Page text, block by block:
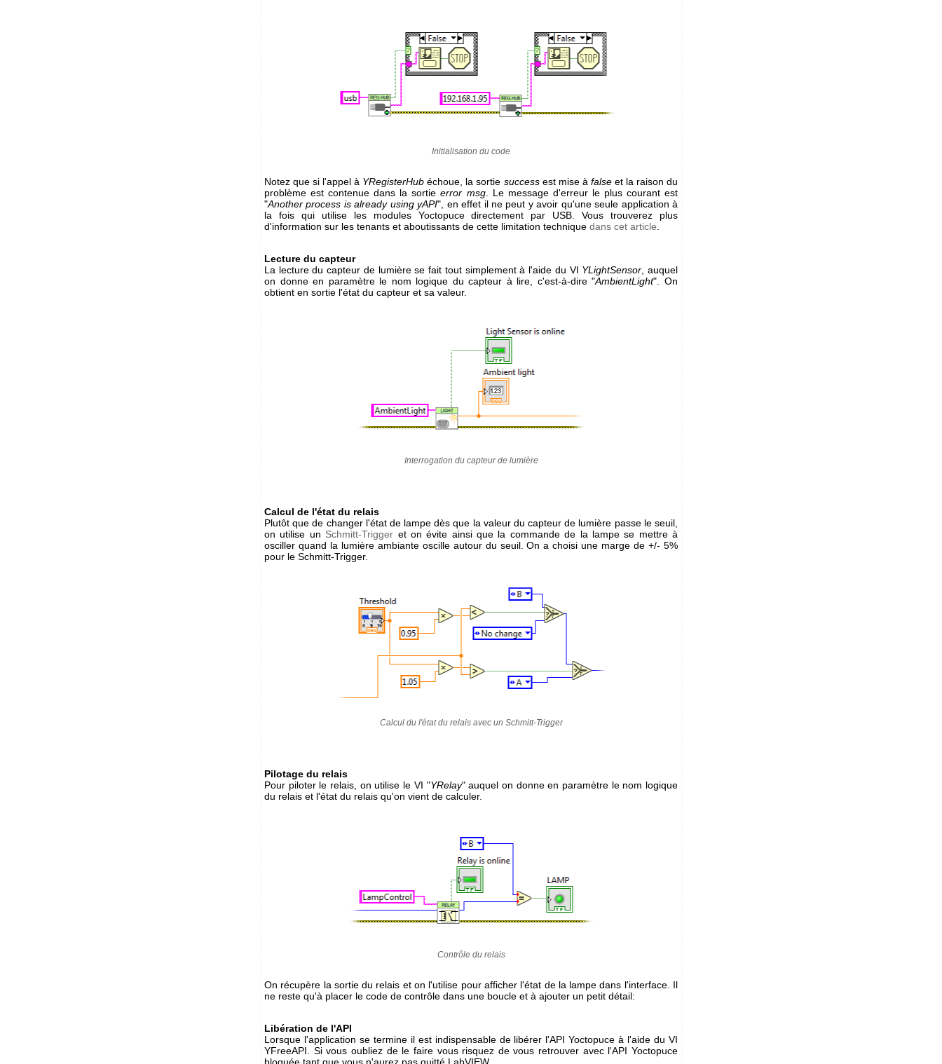
Initialisation du code
Notez que si l'appel à YRegisterHub échoue, la sortie successest mise à falseet la raison du
problème est contenue dans la sortieerror msg. Le message d'erreur le plus courant est
"Another process is already using yAPI", en effet il ne peut y avoir qu'une seule application à
la fois qui utilise les modules Yoctopuce directement par USB. Vous trouverez plus
d'information sur les tenants et aboutissants de cette limitation technique dans cet article
Lecture du capteur
La lecture du capteur de lumière se fait tout simplement à l'aide du VI YLightSensor , auquel
on donne en paramètre le nom logique du capteur à lire, c'est-à-dire "AmbientLight". On
obtient en sortie l'état du capteur et sa valeur.
Interrogation du capteur de lumière
Calcul de l'état du relais
Plutôt que de changer l'état de lampe dès que la valeur du capteur de lumière passe le seuil,
on utilise un Schmitt-Trigger et on évite ainsi que la commande de la lampe se mettre à
osciller quand la lumière ambiante oscille autour du seuil. On a choisi une marge de +/- 5%
pour le Schmitt-Trigger.
Calcul du l'état du relais avec un Schmitt-Trigger
Pilotage du relais
Pour piloter le relais, on utilise le VI "YRelay" auquel on donne en paramètre le nom logique
du relais et l'état du relais qu'on vient de calculer.
Contrôle du relais
On récupère la sortie du relais et on l'utilise pour afficher l'état de la lampe dans l'interface. Il
ne reste qu'à placer le code de contrôle dans une boucle et à ajouter un petit détail:
Libération de l'API
Lorsque l'application se termine il est indispensable de libérer l'API Yoctopuce à l'aide du VI
YFreeAPI. Si vous oubliez de le faire vous risquez de vous retrouver avec l'API Yoctopuce